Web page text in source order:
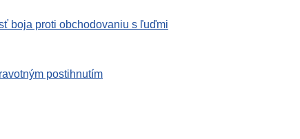
boja proti obchodovaniu s ľuďmi
postihnutím